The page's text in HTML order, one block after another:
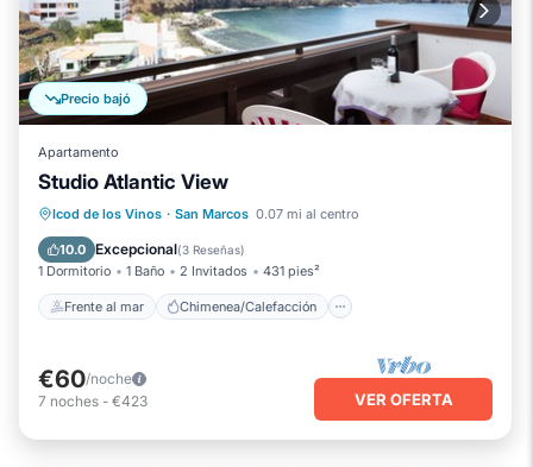
Precio bajó
Apartamento
Studio Atlantic View
Icod de los Vinos · San Marcos 0.07 mi al centro
10.0 Excepcional(3 Reseñas)
1 Dormitorio 1 Baño 2 Invitados 431 pies²
Frente al mar Chimenea/Calefacción
Frente al mar
Chimenea/Calefacción
Vista al mar
€60/noche
7 noches - €423 VER OFERTA